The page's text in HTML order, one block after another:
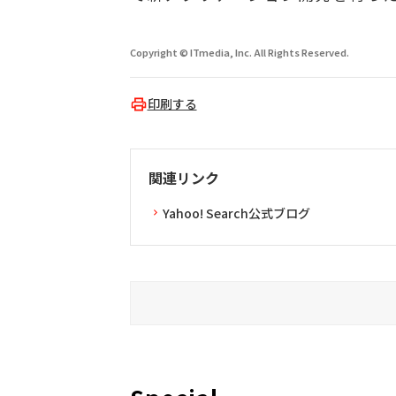
Copyright © ITmedia, Inc. All Rights Reserved.
印刷する
関連リンク
Yahoo! Search公式ブログ